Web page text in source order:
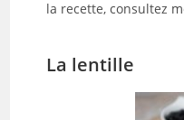
la recette, consultez
La lentille